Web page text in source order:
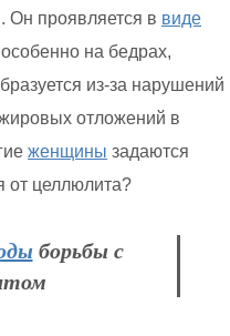
проявляется в виде
на бедрах,
из-за нарушений
отложений в
женщины задаются
от целлюлита?
борьбы с